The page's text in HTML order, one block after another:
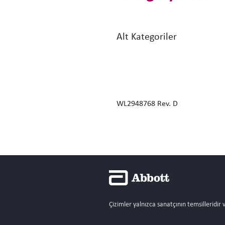
Alt Kategoriler
WL2948768 Rev. D
Çizimler yalnızca sanatçının